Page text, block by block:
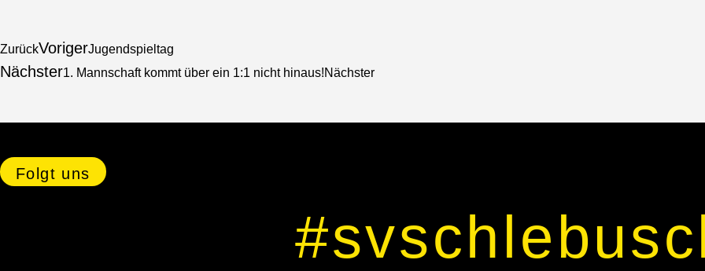
ZurückVorigerJugendspieltag
Nächster1. Mannschaft kommt über ein 1:1 nicht hinaus!Nächster
Folgt uns